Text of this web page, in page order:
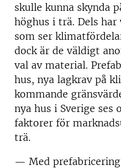
skulle kunna skynda
höghus i trä. Dels
som ser
dock är de väldigt
val av material.
hus, nya lagkrav på
kommande
nya hus i Sverige ses
faktorer för
trä.
— Med